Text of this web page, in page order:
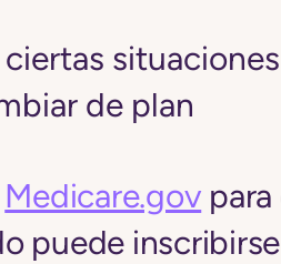
ciertas
de plan
Medicare.gov
puede